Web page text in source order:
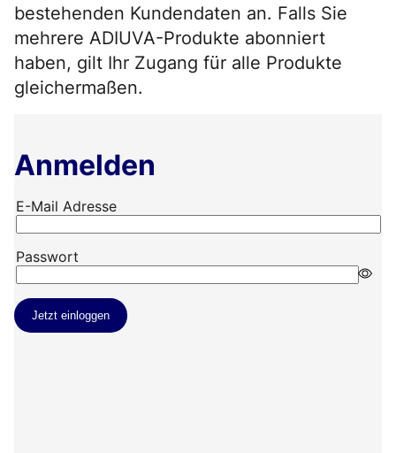
bestehenden Kundendaten an. Falls Sie
mehrere ADIUVA-Produkte abonniert
haben, gilt Ihr Zugang für alle Produkte
gleichermaßen.
Anmelden